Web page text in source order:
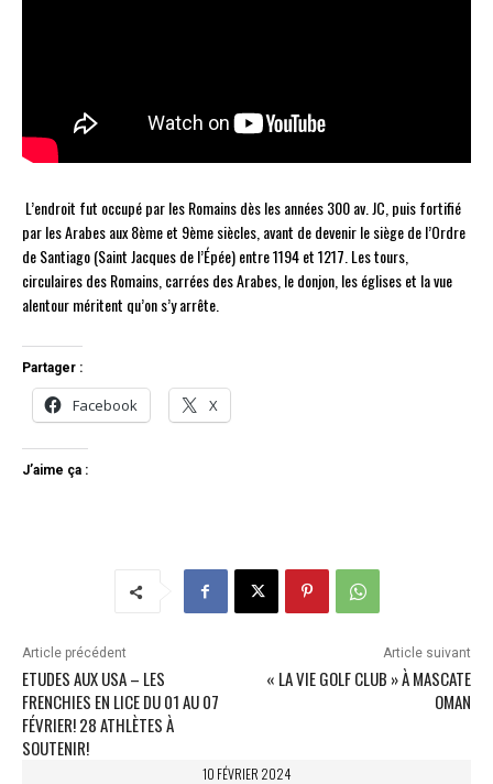
L’endroit fut occupé par les Romains dès les années 300 av. JC, puis fortifié
par les Arabes aux 8ème et 9ème siècles, avant de devenir le siège de l’Ordre
de Santiago (Saint Jacques de l’Épée) entre 1194 et 1217. Les tours,
circulaires des Romains, carrées des Arabes, le donjon, les églises et la vue
alentour méritent qu’on s’y arrête.
Partager :
Facebook X
J’aime ça :
Article précédent
ETUDES AUX USA – LES
FRENCHIES EN LICE DU 01 AU 07
FÉVRIER! 28 ATHLÈTES À
SOUTENIR!
Article suivant
« LA VIE GOLF CLUB » À MASCATE
OMAN
10 FÉVRIER 2024